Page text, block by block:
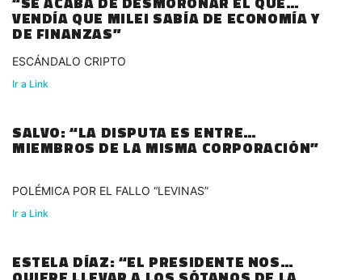
VENDÍA QUE MILEI SABÍA DE ECONOMÍA Y
DE FINANZAS”
ESCÁNDALO CRIPTO
Ir a Link
SALVO: “LA DISPUTA ES ENTRE
MIEMBROS DE LA MISMA CORPORACIÓN”
POLÉMICA POR EL FALLO “LEVINAS”
Ir a Link
ESTELA DÍAZ: “EL PRESIDENTE NOS